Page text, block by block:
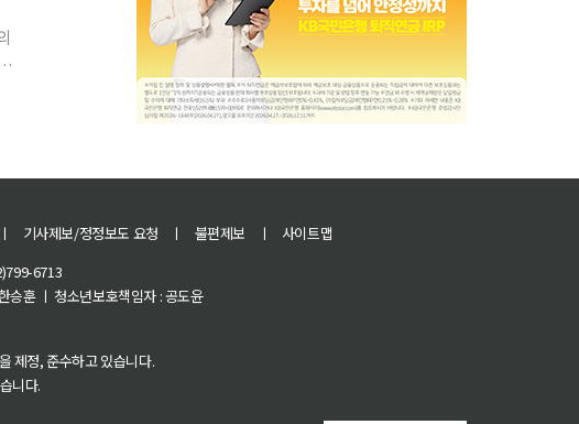
ㅣ 기사제보/정정보도 요청 ㅣ 불편제보 ㅣ
사이트맵
6713
승훈 ㅣ 청소년보호책임자 : 공도윤
제정, 준수하고 있습니다.
니다.